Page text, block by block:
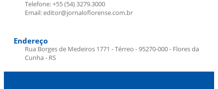
Telefone: +55 (54) 3279.3000
Email: editor@jornaloflorense.com.br
Endereço
Rua Borges de Medeiros 1771 - Térreo - 95270-000 - Flores da
Cunha - RS